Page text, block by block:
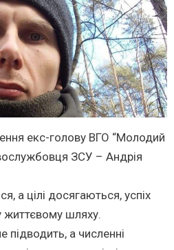
екс-голову ВГО “Молодий
ЗСУ – Андрія
а цілі досягаються, успіх
шляху.
підводить, а численні